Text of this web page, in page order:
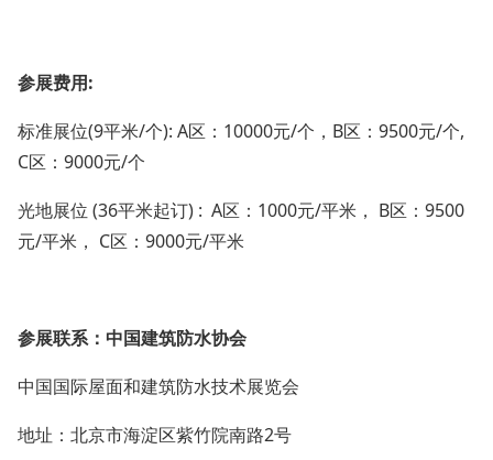
参展费用:
标准展位(9平米/个): A区：10000元/个，B区：9500元/个,
C区：9000元/个
光地展位 (36平米起订) : A区：1000元/平米， B区：9500
元/平米， C区：9000元/平米
参展联系： 中国建筑防水协会
中国国际屋面和建筑防水技术展览会
地址：北京市海淀区紫竹院南路2号